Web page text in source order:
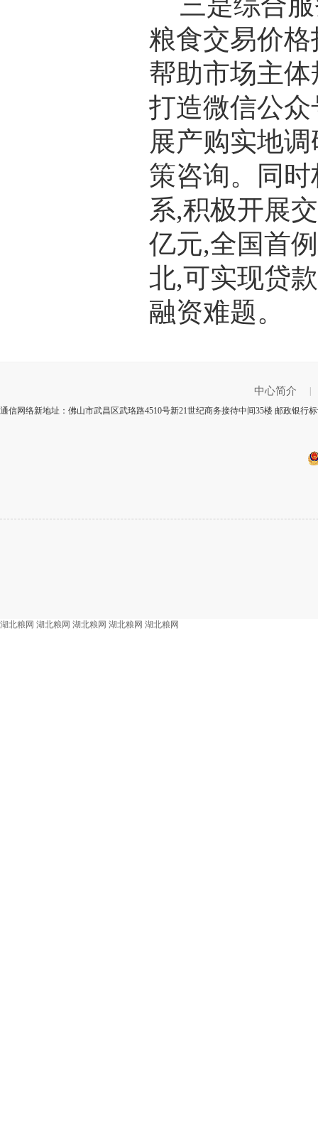
粮食交易价
帮助市场主
打造微信公
展产购实地
策咨询。同
系,积极开展
亿元,全国首
北,可实现贷
融资难题。
中心简介
通信网络新地址：佛山市武昌区武珞路4510号新21世纪商务接待中间35楼 邮政银行
湖北粮网 湖北粮网 湖北粮网 湖北粮网 湖北粮网